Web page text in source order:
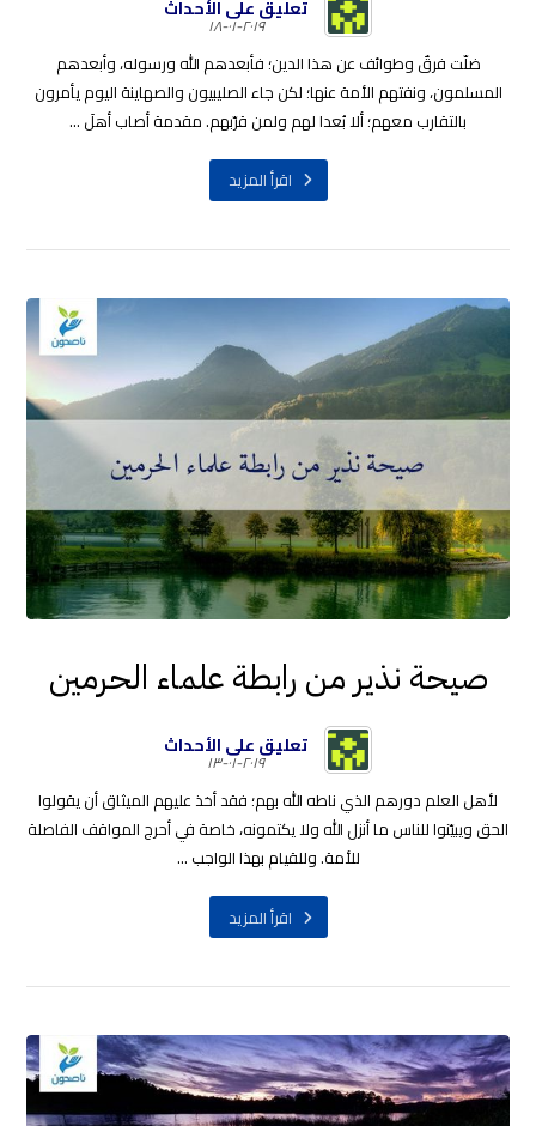
تعليق على الأحداث
٢٠١٩-٠١-١٨
ضلّت فرقٌ وطوائف عن هذا الدين؛ فأبعدهم الله ورسوله، وأبعدهم
المسلمون، ونفتهم الأمة عنها؛ لكن جاء الصليبيون والصهاينة اليوم يأمرون
بالتقارب معهم؛ ألا بُعدا لهم ولمن قرّبهم. مقدمة أصاب أهلَ ...
اقرأ المزيد
صيحة نذير من رابطة علماء الحرمين
تعليق على الأحداث
٢٠١٩-٠١-١٣
لأهل العلم دورهم الذي ناطه الله بهم؛ فقد أخذ عليهم الميثاق أن يقولوا
الحق ويبيّنوا للناس ما أنزل الله ولا يكتمونه، خاصة في أحرج المواقف الفاصلة
للأمة. وللقيام بهذا الواجب ...
اقرأ المزيد